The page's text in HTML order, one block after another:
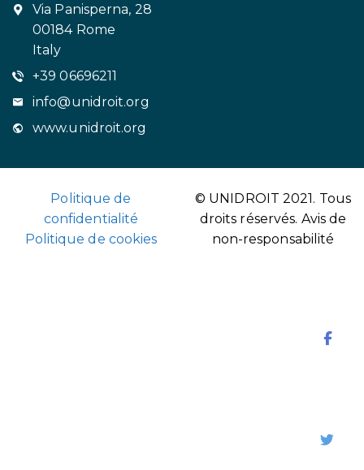
Via Panisperna, 28
00184 Rome
Italy
+39 06696211
info@unidroit.org
www.unidroit.org
Politique de
confidentialité
Politique de cookies
© UNIDROIT 2021. Tous
droits réservés. Avis de
non-responsabilité